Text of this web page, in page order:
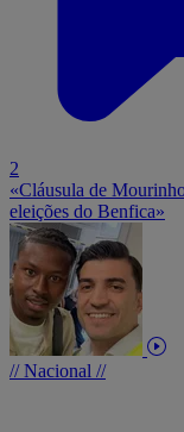
2
«Cláusula de
eleições do Benfica»
// Nacional //